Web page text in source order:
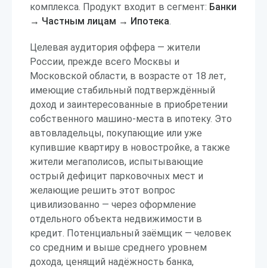
комплекса. Продукт входит в сегмент: Банки
→ Частным лицам → Ипотека.
Целевая аудитория оффера — жители
России, прежде всего Москвы и
Московской области, в возрасте от 18 лет,
имеющие стабильный подтверждённый
доход и заинтересованные в приобретении
собственного машино-места в ипотеку. Это
автовладельцы, покупающие или уже
купившие квартиру в новостройке, а также
жители мегаполисов, испытывающие
острый дефицит парковочных мест и
желающие решить этот вопрос
цивилизованно — через оформление
отдельного объекта недвижимости в
кредит. Потенциальный заёмщик — человек
со средним и выше среднего уровнем
дохода, ценящий надёжность банка,